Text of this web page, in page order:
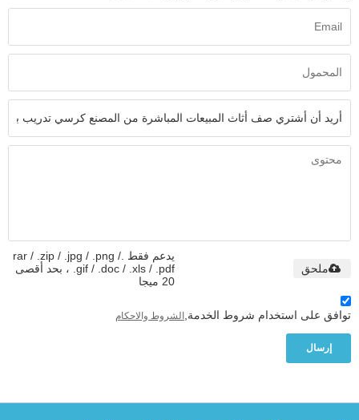
يدعم فقط .rar / .zip / .jpg / .png /
.gif / .doc / .xls / .pdf ، بحد أقصى
20 ميجا
ملحق
توافق على استخدام شروط الخدمة, الشروط والاحكام
إرسال